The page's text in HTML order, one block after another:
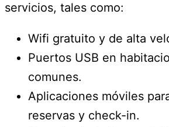
servicios, tales como:
Wifi gratuito y de alta
Puertos USB en
comunes.
Aplicaciones móviles
reservas y check-in.